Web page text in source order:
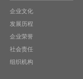
企业文化
发展历程
企业荣誉
社会责任
组织机构